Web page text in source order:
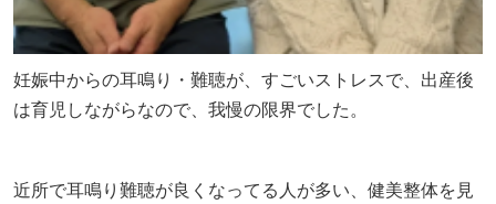
妊娠中からの耳鳴り・難聴が、すごいストレスで、出産後
は育児しながらなので、我慢の限界でした。
近所で耳鳴り難聴が良くなってる人が多い、健美整体を見